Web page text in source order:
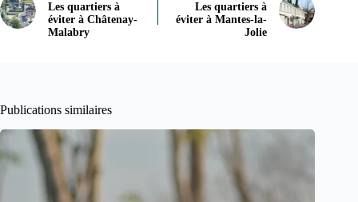
Les quartiers à
éviter à Châtenay-
Malabry
Les quartiers à
éviter à Mantes-la-
Jolie
Publications similaires